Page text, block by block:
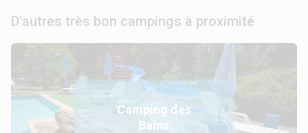
D'autres très bon campings à proximité
Camping des
Bains